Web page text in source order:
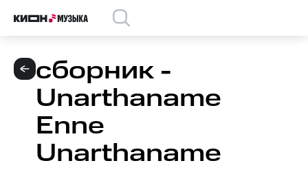
сборник -
Unarthaname
Enne
Unarthaname